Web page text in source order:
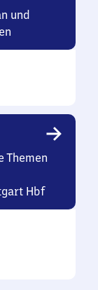
und
Themen
Hbf